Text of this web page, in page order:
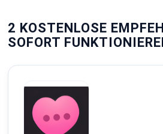
2 KOSTENLOSE
SOFORT